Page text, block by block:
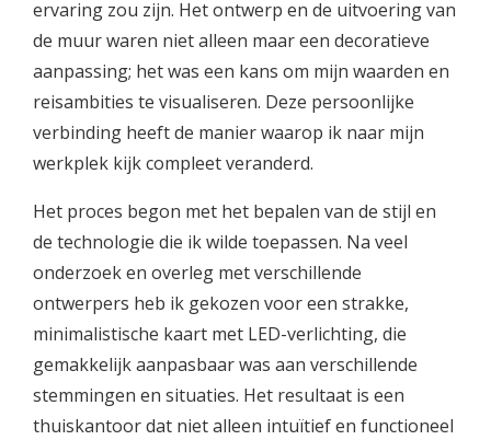
ervaring zou zijn. Het ontwerp en de uitvoering van
de muur waren niet alleen maar een decoratieve
aanpassing; het was een kans om mijn waarden en
reisambities te visualiseren. Deze persoonlijke
verbinding heeft de manier waarop ik naar mijn
werkplek kijk compleet veranderd.
Het proces begon met het bepalen van de stijl en
de technologie die ik wilde toepassen. Na veel
onderzoek en overleg met verschillende
ontwerpers heb ik gekozen voor een strakke,
minimalistische kaart met LED-verlichting, die
gemakkelijk aanpasbaar was aan verschillende
stemmingen en situaties. Het resultaat is een
thuiskantoor dat niet alleen intuïtief en functioneel